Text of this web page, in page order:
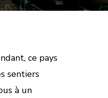
ce pays
sentiers
à un